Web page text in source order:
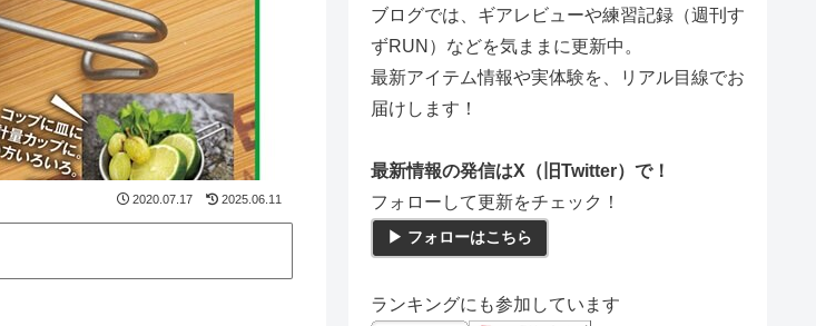
2020.07.17 2025.06.11
ブログでは、ギアレビューや練習記録（週刊す
ずRUN）などを気ままに更新中。
最新アイテム情報や実体験を、リアル目線でお
届けします！
最新情報の発信はX（旧Twitter）で！
フォローして更新をチェック！
▶ フォローはこちら
ランキングにも参加しています